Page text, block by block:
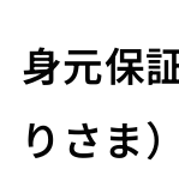
身元保
りさま